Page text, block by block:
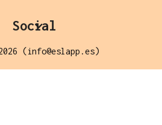
Social
(info@eslapp.es)